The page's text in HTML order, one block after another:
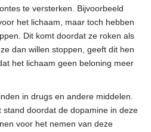
te versterken. Bijvoorbeeld
het lichaam, maar toch hebben
Dit komt doordat ze roken als
dan willen stoppen, geeft dit hen
het lichaam geen beloning meer
in drugs en andere middelen.
stand doordat de dopamine in deze
voor het nemen van deze